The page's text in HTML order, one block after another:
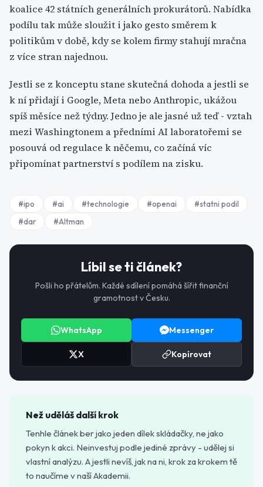
koalice 42 státních generálních prokurátorů. Nabídka
podílu tak může sloužit i jako gesto směrem k
politikům v době, kdy se kolem firmy stahují mračna
z více stran najednou.
Jestli se z konceptu stane skutečná dohoda a jestli se
k ní přidají i Google, Meta nebo Anthropic, ukážou
spíš měsíce než týdny. Jedno je ale jasné už teď - vztah
mezi Washingtonem a předními AI laboratořemi se
posouvá od regulace k něčemu, co začíná víc
připomínat partnerství s podílem na zisku.
#ipo #ai #technologie #openai #statni podil
#dar #Altman
Líbil se ti článek?
Pošli ho přátelům. Každé sdílení pomáhá šířit finanční
gramotnost v Česku.
WhatsApp Messenger
X Kopírovat
Než uděláš další krok
Tenhle článek ber jako jeden dílek skládačky, ne jako
pokyn k akci. Neinvestuj podle jediné zprávy - udělej si
vlastní analýzu. A jestli nevíš, jak na ni, krok za krokem tě
to naučíme v naší Akademii.